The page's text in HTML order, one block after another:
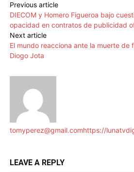
Previous article
DIECOM y Homero Figueroa bajo
opacidad en contratos de publicidad
Next article
El mundo reacciona ante la muerte de
Diogo Jota
tomyperez@gmail.comhttps://
LEAVE A REPLY